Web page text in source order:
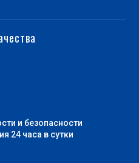
и безопасности
24 часа в сутки